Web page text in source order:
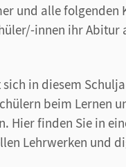
und alle folgenden
innen ihr Abitur
in diesem
beim Lernen
Hier finden Sie in
Lehrwerken und